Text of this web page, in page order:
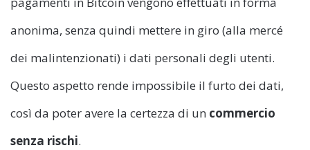
anonima, senza quindi mettere in giro (alla mercé
dei malintenzionati) i dati personali degli utenti.
Questo aspetto rende impossibile il furto dei dati,
così da poter avere la certezza di un commercio
senza rischi.